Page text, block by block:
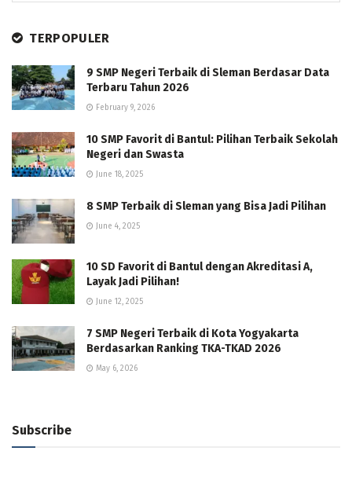
TERPOPULER
9 SMP Negeri Terbaik di Sleman Berdasar Data
Terbaru Tahun 2026
February 9, 2026
10 SMP Favorit di Bantul: Pilihan Terbaik Sekolah
Negeri dan Swasta
June 18, 2025
8 SMP Terbaik di Sleman yang Bisa Jadi Pilihan
June 4, 2025
10 SD Favorit di Bantul dengan Akreditasi A,
Layak Jadi Pilihan!
June 12, 2025
7 SMP Negeri Terbaik di Kota Yogyakarta
Berdasarkan Ranking TKA-TKAD 2026
May 6, 2026
Subscribe